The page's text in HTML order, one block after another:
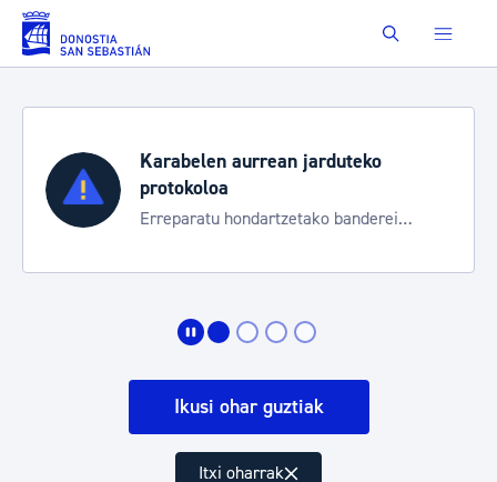
Eduki nagusira joan Buscar
Karabelen aurrean jarduteko
protokoloa
Erreparatu hondartzetako banderei
Ikusi ohar guztiak
Itxi oharrak